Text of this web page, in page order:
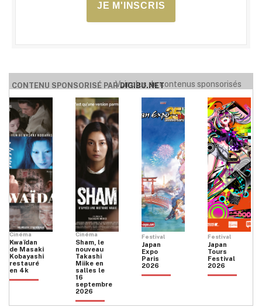
JE M'INSCRIS
CONTENU SPONSORISÉ PARDIGIBU.NET
Voir plus de contenus sponsorisés
Cinéma
Kwaïdan
de Masaki
Kobayashi
restauré
en 4k
Cinéma
Sham, le
nouveau
Takashi
Miike en
salles le
16
septembre
2026
Festival
Japan
Expo
Paris
2026
Festival
Japan
Tours
Festival
2026